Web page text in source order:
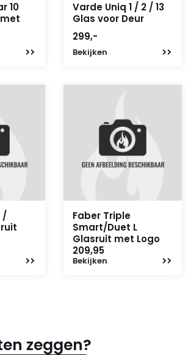
10
Varde Uniq 1 / 2 / 13
Glas voor Deur
299,-
Bekijken
/
Faber Triple
Smart/Duet L
Glasruit met Logo
209,95
Bekijken
zeggen?